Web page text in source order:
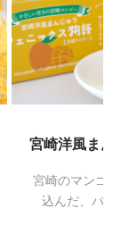
宮崎洋風ま
宮崎のマンゴ
込んだ、バ